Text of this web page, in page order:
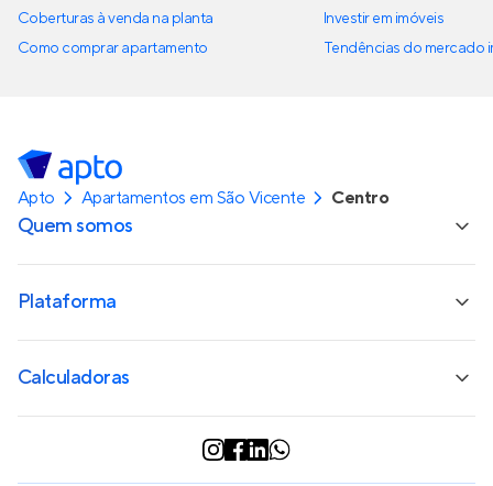
Coberturas à venda na planta
Como comprar apartamento
Investir em imóveis
Tendências do mercado
Apto Apartamentos em São Vicente Centro
Quem somos
Plataforma
Calculadoras